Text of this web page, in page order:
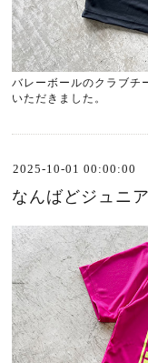
バレーボールのクラブチ
いただきました。
2025-10-01 00:00:00
なんばどジュニ